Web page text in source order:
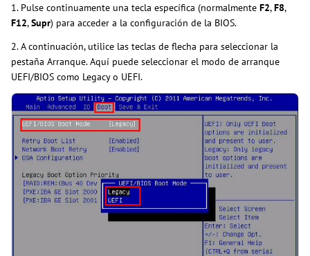
1. Pulse continuamente una tecla específica (normalmente F2,F8,
F12,Supr) para acceder a la configuración de la BIOS.
2. A continuación, utilice las teclas de flecha para seleccionar la
pestaña Arranque. Aquí puede seleccionar el modo de arranque
UEFI/BIOS como Legacy o UEFI.